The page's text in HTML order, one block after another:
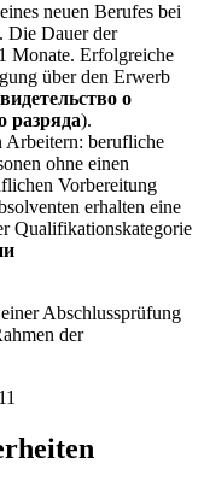
neuen Berufes bei
Die Dauer der
Monate. Erfolgreiche
über den Erwerb
о
разряда).
berufliche
ohne einen
Vorbereitung
erhalten eine
Qualifikationskategorie
Abschlussprüfung
der